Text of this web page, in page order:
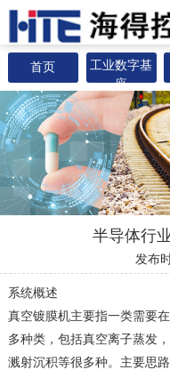
首页
工业数字基
座
半导体行
发布
系统概述
真空镀膜机主要指一类需要
多种类，包括真空离子蒸发
溅射沉积等很多种。主要思